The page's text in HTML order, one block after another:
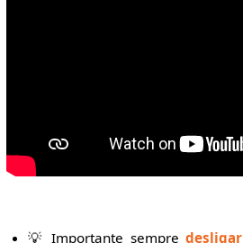
💡 Importante sempredesligar